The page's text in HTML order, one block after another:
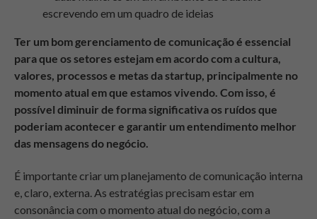
Ter um bom gerenciamento de comunicação é essencial
para que os setores estejam em acordo com a cultura,
valores, processos e metas da startup, principalmente no
momento atual em que estamos vivendo. Com isso, é
possível diminuir de forma significativa os ruídos que
poderiam acontecer e garantir um entendimento melhor
das mensagens do negócio.
É importante criar um planejamento de comunicação interna
e, claro, externa. As estratégias precisam estar em
consonância com o momento atual do negócio, com a